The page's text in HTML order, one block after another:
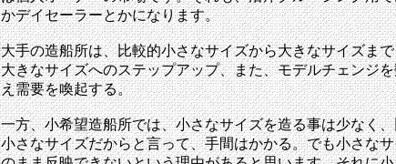
かデイセーラーとかになります。
大手の造船所は、比較的小さなサイズから大きなサイズま
大きなサイズへのステップアップ、また、モデルチェンジ
え需要を喚起する。
一方、小希望造船所では、小さなサイズを造る事は少なく
小さなサイズだからと言って、手間はかかる。でも小さな